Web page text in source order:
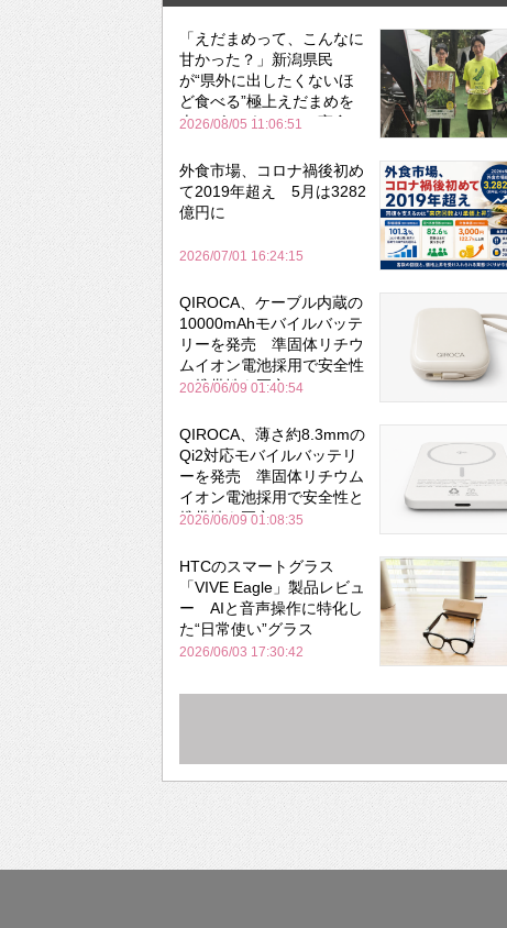
「えだまめって、こんなに
甘かった？」新潟県民
が“県外に出したくないほ
ど食べる”極上えだまめを
森のビアガーデンで実食
2026/08/05 11:06:51
外食市場、コロナ禍後初め
て2019年超え 5月は3282
億円に
2026/07/01 16:24:15
QIROCA、ケーブル内蔵の
10000mAhモバイルバッテ
リーを発売 準固体リチウ
ムイオン電池採用で安全性
と携帯性を両立
2026/06/09 01:40:54
QIROCA、薄さ約8.3mmの
Qi2対応モバイルバッテリ
ーを発売 準固体リチウム
イオン電池採用で安全性と
携帯性を両立
2026/06/09 01:08:35
HTCのスマートグラス
「VIVE Eagle」製品レビュ
ー AIと音声操作に特化し
た“日常使い”グラス
2026/06/03 17:30:42